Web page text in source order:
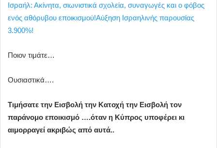
Ισραήλ: Ακίνητα, σιωνιστικά σχολεία, συναγωγές και ο φόβος
ενός αθόρυβου εποικισμού!Aύξηση Ισραηλινής παρουσίας
3.900%!
Ποιον τιμάτε…
Ουσιαστικά….
Τιμήσατε την Εισβολή την Κατοχή την Εισβολή τον
παράνομο εποικισμό ….όταν η Κύπρος υποφέρει κι
αιμορραγεί ακριβώς από αυτά..